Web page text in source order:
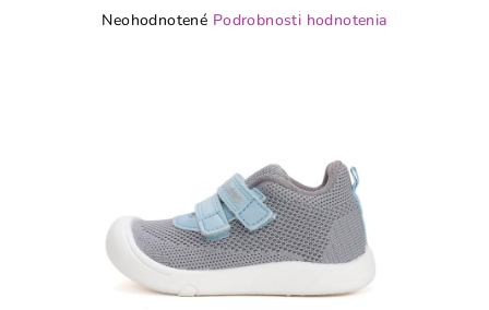
Priemerné
Neohodnotené Podrobnosti hodnotenia